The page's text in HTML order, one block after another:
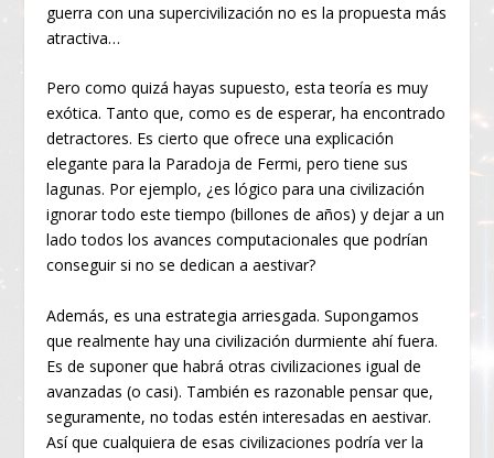
guerra con una supercivilización no es la propuesta más
atractiva…
Pero como quizá hayas supuesto, esta teoría es muy
exótica. Tanto que, como es de esperar, ha encontrado
detractores. Es cierto que ofrece una explicación
elegante para la Paradoja de Fermi, pero tiene sus
lagunas. Por ejemplo, ¿es lógico para una civilización
ignorar todo este tiempo (billones de años) y dejar a un
lado todos los avances computacionales que podrían
conseguir si no se dedican a aestivar?
Además, es una estrategia arriesgada. Supongamos
que realmente hay una civilización durmiente ahí fuera.
Es de suponer que habrá otras civilizaciones igual de
avanzadas (o casi). También es razonable pensar que,
seguramente, no todas estén interesadas en aestivar.
Así que cualquiera de esas civilizaciones podría ver la